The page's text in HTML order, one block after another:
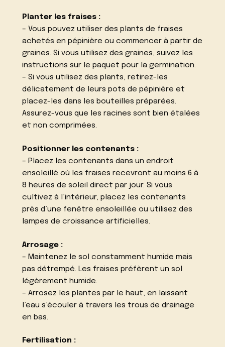
Planter les fraises :
– Vous pouvez utiliser des plants de fraises
achetés en pépinière ou commencer à partir de
graines. Si vous utilisez des graines, suivez les
instructions sur le paquet pour la germination.
– Si vous utilisez des plants, retirez-les
délicatement de leurs pots de pépinière et
placez-les dans les bouteilles préparées.
Assurez-vous que les racines sont bien étalées
et non comprimées.
Positionner les contenants :
– Placez les contenants dans un endroit
ensoleillé où les fraises recevront au moins 6 à
8 heures de soleil direct par jour. Si vous
cultivez à l’intérieur, placez les contenants
près d’une fenêtre ensoleillée ou utilisez des
lampes de croissance artificielles.
Arrosage :
– Maintenez le sol constamment humide mais
pas détrempé. Les fraises préfèrent un sol
légèrement humide.
– Arrosez les plantes par le haut, en laissant
l’eau s’écouler à travers les trous de drainage
en bas.
Fertilisation :